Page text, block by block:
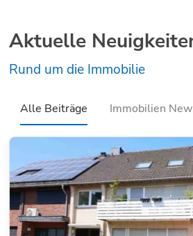
Aktuelle
Rund um die Immobilie
Alle Beiträge Immobilien